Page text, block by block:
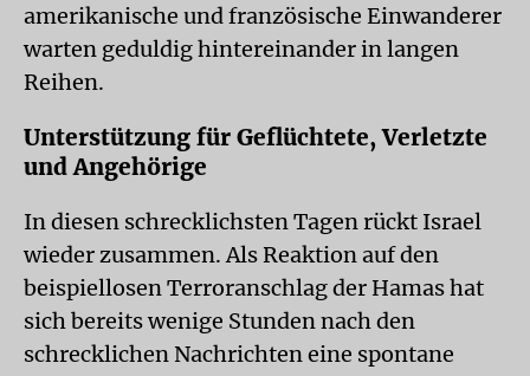
amerikanische und französische Einwanderer
warten geduldig hintereinander in langen
Reihen.
Unterstützung für Geflüchtete, Verletzte
und Angehörige
In diesen schrecklichsten Tagen rückt Israel
wieder zusammen. Als Reaktion auf den
beispiellosen Terroranschlag der Hamas hat
sich bereits wenige Stunden nach den
schrecklichen Nachrichten eine spontane